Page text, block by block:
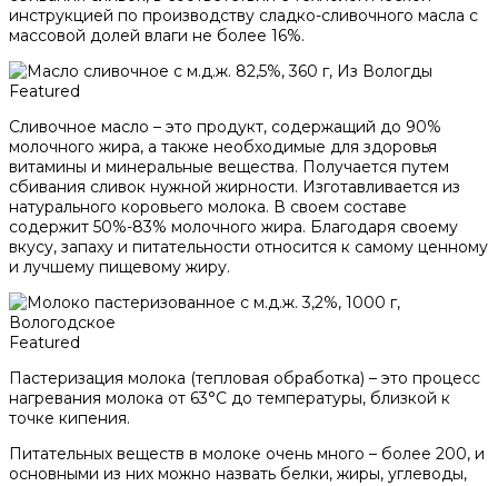
инструкцией по производству сладко-сливочного масла с
массовой долей влаги не более 16%.
Featured
Сливочное масло – это продукт, содержащий до 90%
молочного жира, а также необходимые для здоровья
витамины и минеральные вещества. Получается путем
сбивания сливок нужной жирности. Изготавливается из
натурального коровьего молока. В своем составе
содержит 50%-83% молочного жира. Благодаря своему
вкусу, запаху и питательности относится к самому ценному
и лучшему пищевому жиру.
Featured
Пастеризация молока (тепловая обработка) – это процесс
нагревания молока от 63°С до температуры, близкой к
точке кипения.
Питательных веществ в молоке очень много – более 200, и
основными из них можно назвать белки, жиры, углеводы,